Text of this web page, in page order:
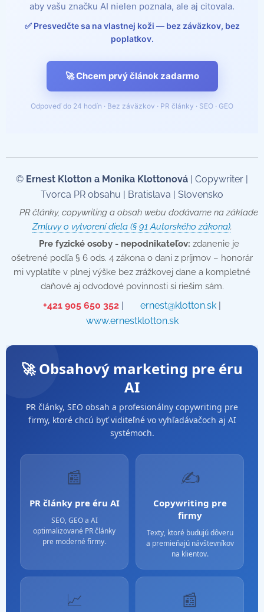
aby vašu značku AI nielen poznala, ale aj citovala.
✅ Presvedčte sa na vlastnej koži — bez záväzkov, bez
poplatkov.
🚀 Chcem prvý článok zadarmo
Odpoveď do 24 hodín · Bez záväzkov · PR články · SEO · GEO
© Ernest Klotton a Monika Klottonová | Copywriter |
Tvorca PR obsahu | Bratislava | Slovensko
📄 PR články, copywriting a obsah webu dodávame na základe
Zmluvy o vytvorení diela (§ 91 Autorského zákona).
Pre fyzické osoby - nepodnikateľov: zdanenie je
ošetrené podľa § 6 ods. 4 zákona o dani z príjmov – honorár
mi vyplatíte v plnej výške bez zrážkovej dane a kompletné
daňové aj odvodové povinnosti si riešim sám.
+421 905 650 352 ernest@klotton.sk
www.ernestklotton.sk
🚀 Obsahový marketing pre éru
AI
PR články, SEO obsah a profesionálny copywriting pre
firmy, ktoré chcú byť viditeľné vo vyhľadávačoch aj AI
systémoch.
📰
PR články pre éru AI
SEO, GEO a AI
optimalizované PR články
pre moderné firmy.
✍️
Copywriting pre
firmy
Texty, ktoré budujú dôveru
a premieňajú návštevníkov
na klientov.
📈 📰